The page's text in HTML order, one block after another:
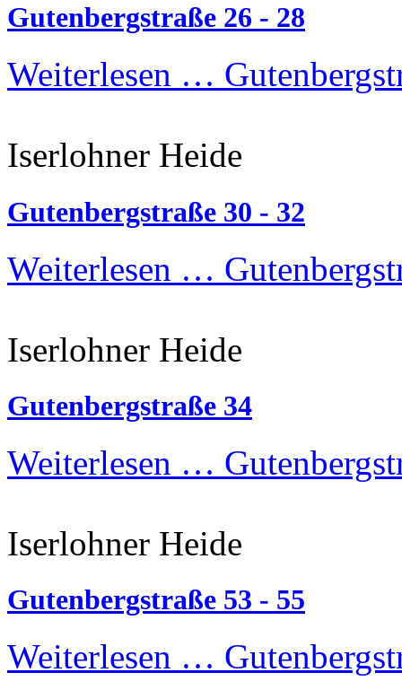
Gutenbergstraße 26 - 28
Weiterlesen …
Iserlohner Heide
Gutenbergstraße 30 - 32
Weiterlesen …
Iserlohner Heide
Gutenbergstraße 34
Weiterlesen …
Iserlohner Heide
Gutenbergstraße 53 - 55
Weiterlesen …